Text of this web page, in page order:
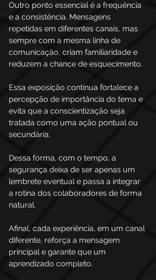
Outro ponto essencial é a frequência
e a consistência. Mensagens
repetidas em diferentes canais, mas
sempre com a mesma linha de
comunicação, criam familiaridade e
reduzem a chance de esquecimento.
Essa exposição contínua fortalece a
percepção de importância do tema e
evita que a conscientização seja
tratada como uma ação pontual ou
secundária.
Dessa forma, com o tempo, a
segurança deixa de ser apenas um
lembrete eventual e passa a integrar
a rotina dos colaboradores de forma
natural.
Afinal, cada experiência, em um canal
diferente, reforça a mensagem
principal e garante que um
aprendizado completo.